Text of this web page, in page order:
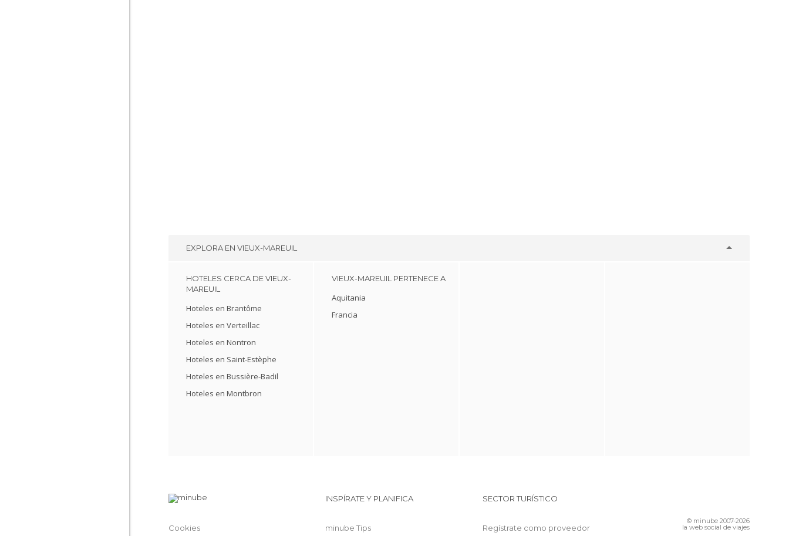
EXPLORA EN VIEUX-MAREUIL
HOTELES CERCA DE VIEUX-
MAREUIL
Hoteles en Brantôme
Hoteles en Verteillac
Hoteles en Nontron
Hoteles en Saint-Estèphe
Hoteles en Bussière-Badil
Hoteles en Montbron
VIEUX-MAREUIL PERTENECE A
Aquitania
Francia
Cookies
INSPÍRATE Y PLANIFICA
minube Tips
SECTOR TURÍSTICO
Regístrate como proveedor
© minube 2007-2026
la web social de viajes